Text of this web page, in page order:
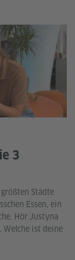
3
Städte
Essen, ein
Hör Justyna
Welche ist deine